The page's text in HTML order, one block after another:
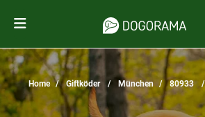
Home Giftköder München 80933